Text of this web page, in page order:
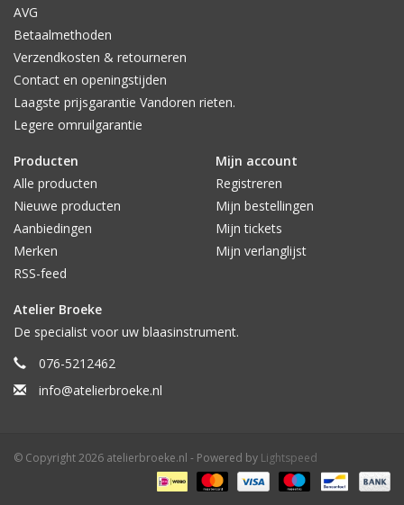
AVG
Betaalmethoden
Verzendkosten & retourneren
Contact en openingstijden
Laagste prijsgarantie Vandoren rieten.
Legere omruilgarantie
Producten
Alle producten
Nieuwe producten
Aanbiedingen
Merken
RSS-feed
Mijn account
Registreren
Mijn bestellingen
Mijn tickets
Mijn verlanglijst
Atelier Broeke
De specialist voor uw blaasinstrument.
076-5212462
info@atelierbroeke.nl
© Copyright 2026 atelierbroeke.nl - Powered by Lightspeed